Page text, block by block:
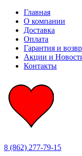
Главная
О компании
Доставка
Оплата
Гарантия и
Акции и
Контакты
8 (862) 277-79-15